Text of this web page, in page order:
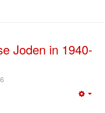
Joden in 1940-